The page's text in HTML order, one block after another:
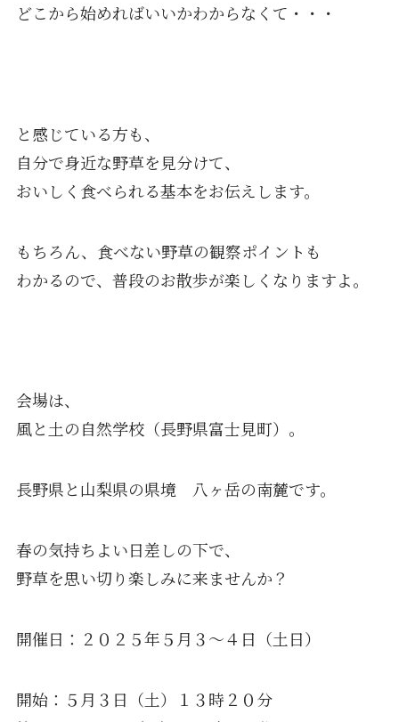
どこから始めればいいかわからなくて・・・
と感じている方も、
自分で身近な野草を見分けて、
おいしく食べられる基本をお伝えします。
もちろん、食べない野草の観察ポイントも
わかるので、普段のお散歩が楽しくなりますよ。
会場は、
風と土の自然学校（長野県富士見町）。
長野県と山梨県の県境 八ヶ岳の南麓です。
春の気持ちよい日差しの下で、
野草を思い切り楽しみに来ませんか？
開催日：２０２５年５月３〜４日（土日）
開始：５月３日（土）１３時２０分